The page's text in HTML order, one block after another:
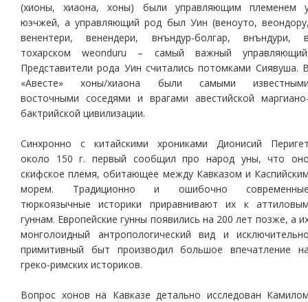
(хионы, хиаона, хоны) были управляющим племенем
юэчжей, а управляющий род был Уин (веноуто,
венентери, венендери, внъндур-болгар, внъндури,
тохарском weonduru – самый важный
Представители рода Уин считались потомками Сиявуша.
«Авесте» хоны/хиаона были самыми
восточными соседями и врагами авестийской
бактрийской цивилизации.
Синхронно с китайскими хрониками Дионисий
около 150 г. первый сообщил про народ уны, что
скифское племя, обитающее между Кавказом и
морем. Традиционно и ошибочно
тюркоязычные историки приравнивают их к
гуннам. Европейские гунны появились на 200 лет позже, а
монголоидный антропологический вид и
примитивный быт производил большое впечатление
греко-римских историков.
Вопрос хонов на Кавказе детально исследован